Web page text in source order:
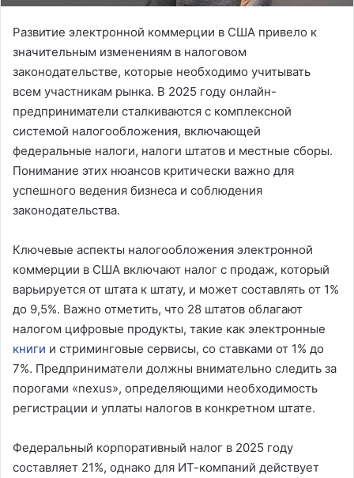
Развитие электронной коммерции в США привело к
значительным изменениям в налоговом
законодательстве, которые необходимо учитывать
всем участникам рынка. В 2025 году онлайн-
предприниматели сталкиваются с комплексной
системой налогообложения, включающей
федеральные налоги, налоги штатов и местные сборы.
Понимание этих нюансов критически важно для
успешного ведения бизнеса и соблюдения
законодательства.
Ключевые аспекты налогообложения электронной
коммерции в США включают налог с продаж, который
варьируется от штата к штату, и может составлять от 1%
до 9,5%. Важно отметить, что 28 штатов облагают
налогом цифровые продукты, такие как электронные
книги и стриминговые сервисы, со ставками от 1% до
7%. Предприниматели должны внимательно следить за
порогами «nexus», определяющими необходимость
регистрации и уплаты налогов в конкретном штате.
Федеральный корпоративный налог в 2025 году
составляет 21%, однако для ИТ-компаний действует